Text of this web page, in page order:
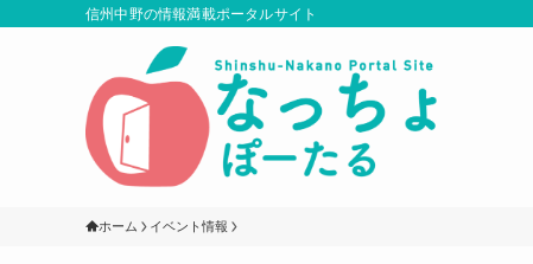
信州中野の情報満載ポータルサイト
ホーム イベント情報